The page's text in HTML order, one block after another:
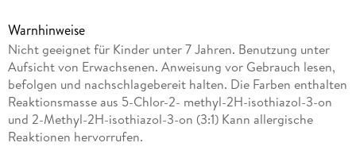
Dekoration für das Kinderzimmer. In diesem Malset sind
bereits 8 fertig gemischte Acrylfarben enthalten.
Auspacken und Losmalen: das Malset ist geeignet für
Künstler ab 7 Jahren
Die farbigen Motivlinien machen kleinere Fehler unsichtbar,
erleichtern das Ausmalen und sorgen so für ein schöneres
Warnhinweise
Nicht geeignet für Kinder unter 7 Jahren. Benutzung unter
Aufsicht von Erwachsenen. Anweisung vor Gebrauch lesen,
befolgen und nachschlagebereit halten. Die Farben enthalten
Reaktionsmasse aus 5-Chlor-2- methyl-2H-isothiazol-3-on
und 2-Methyl-2H-isothiazol-3-on (3:1) Kann allergische
Reaktionen hervorrufen.